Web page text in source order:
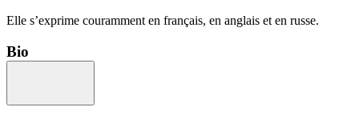
Elle s’exprime couramment en français, en anglais et en russe.
Bio